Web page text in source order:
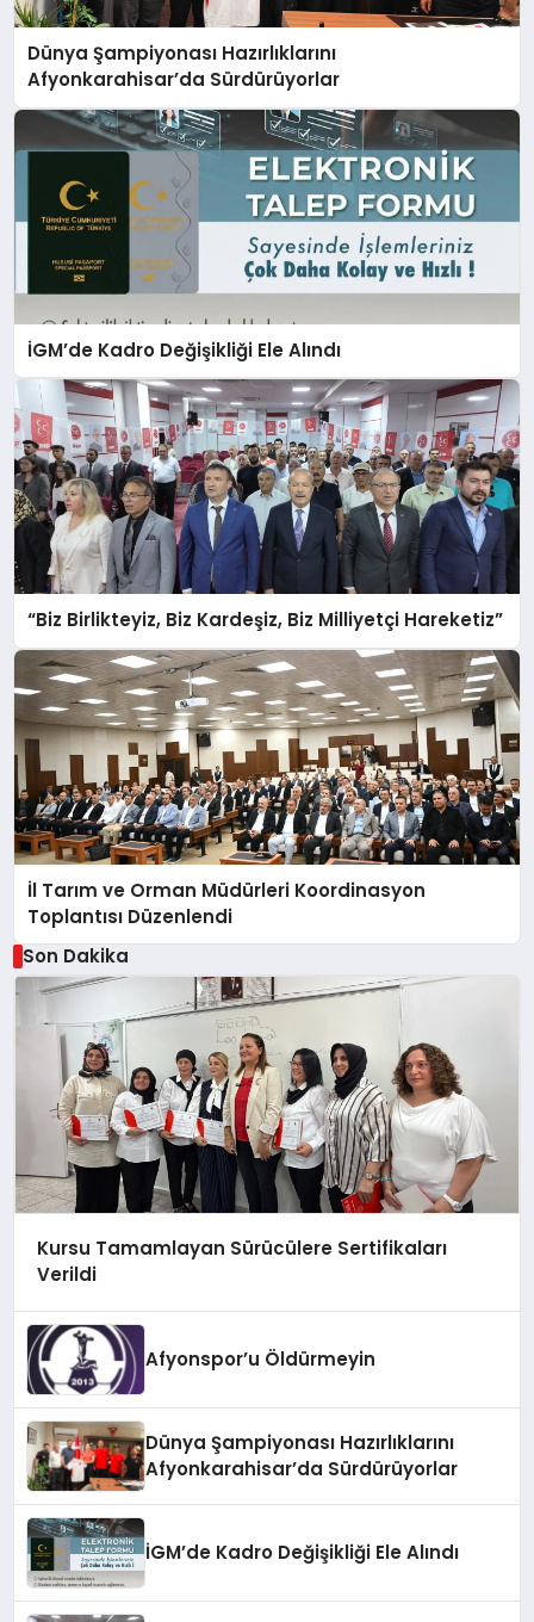
Dünya Şampiyonası Hazırlıklarını
Afyonkarahisar’da Sürdürüyorlar
İGM’de Kadro Değişikliği Ele Alındı
“Biz Birlikteyiz, Biz Kardeşiz, Biz Milliyetçi Hareketiz”
İl Tarım ve Orman Müdürleri Koordinasyon
Toplantısı Düzenlendi
Son Dakika
Kursu Tamamlayan Sürücülere Sertifikaları
Verildi
Afyonspor’u Öldürmeyin
Dünya Şampiyonası Hazırlıklarını
Afyonkarahisar’da Sürdürüyorlar
İGM’de Kadro Değişikliği Ele Alındı